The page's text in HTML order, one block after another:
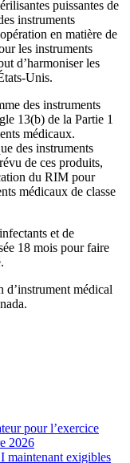
puissantes de
instruments
en matière de
les instruments
d’harmoniser les
Unis.
des instruments
13(b) de la Partie 1
médicaux.
des instruments
de ces produits,
du RIM pour
médicaux de classe
et de
18 mois pour faire
d’instrument médical
pour l’exercice
2026
maintenant exigibles